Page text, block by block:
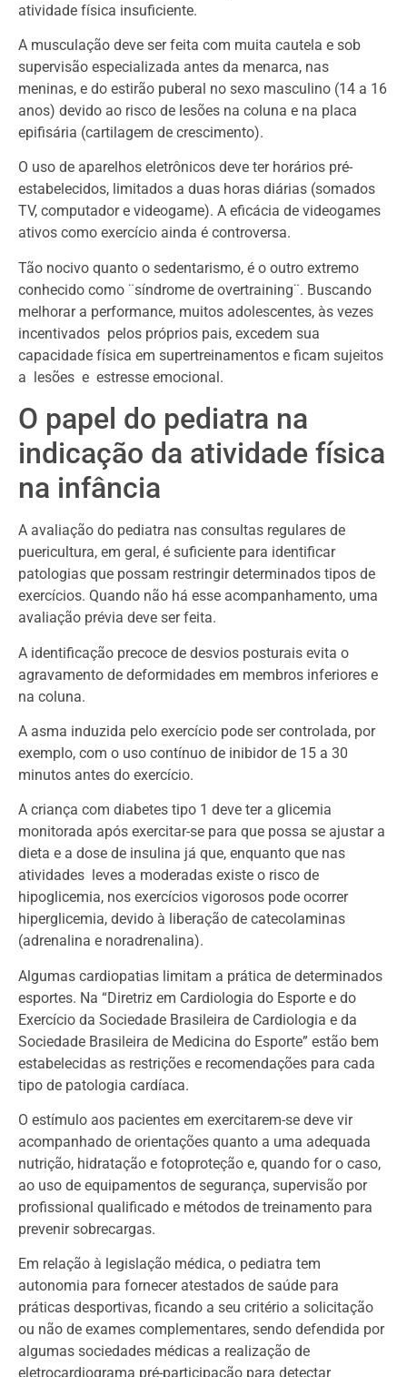
atividade física insuficiente.
A musculação deve ser feita com muita cautela e sob
supervisão especializada antes da menarca, nas
meninas, e do estirão puberal no sexo masculino (14 a 16
anos) devido ao risco de lesões na coluna e na placa
epifisária (cartilagem de crescimento).
O uso de aparelhos eletrônicos deve ter horários pré-
estabelecidos, limitados a duas horas diárias (somados
TV, computador e videogame). A eficácia de videogames
ativos como exercício ainda é controversa.
Tão nocivo quanto o sedentarismo, é o outro extremo
conhecido como ¨síndrome de overtraining¨. Buscando
melhorar a performance, muitos adolescentes, às vezes
incentivados pelos próprios pais, excedem sua
capacidade física em supertreinamentos e ficam sujeitos
a lesões e estresse emocional.
O papel do pediatra na
indicação da atividade física
na infância
A avaliação do pediatra nas consultas regulares de
puericultura, em geral, é suficiente para identificar
patologias que possam restringir determinados tipos de
exercícios. Quando não há esse acompanhamento, uma
avaliação prévia deve ser feita.
A identificação precoce de desvios posturais evita o
agravamento de deformidades em membros inferiores e
na coluna.
A asma induzida pelo exercício pode ser controlada, por
exemplo, com o uso contínuo de inibidor de 15 a 30
minutos antes do exercício.
A criança com diabetes tipo 1 deve ter a glicemia
monitorada após exercitar-se para que possa se ajustar a
dieta e a dose de insulina já que, enquanto que nas
atividades leves a moderadas existe o risco de
hipoglicemia, nos exercícios vigorosos pode ocorrer
hiperglicemia, devido à liberação de catecolaminas
(adrenalina e noradrenalina).
Algumas cardiopatias limitam a prática de determinados
esportes. Na “Diretriz em Cardiologia do Esporte e do
Exercício da Sociedade Brasileira de Cardiologia e da
Sociedade Brasileira de Medicina do Esporte” estão bem
estabelecidas as restrições e recomendações para cada
tipo de patologia cardíaca.
O estímulo aos pacientes em exercitarem-se deve vir
acompanhado de orientações quanto a uma adequada
nutrição, hidratação e fotoproteção e, quando for o caso,
ao uso de equipamentos de segurança, supervisão por
profissional qualificado e métodos de treinamento para
prevenir sobrecargas.
Em relação à legislação médica, o pediatra tem
autonomia para fornecer atestados de saúde para
práticas desportivas, ficando a seu critério a solicitação
ou não de exames complementares, sendo defendida por
algumas sociedades médicas a realização de
eletrocardiograma pré-participação para detectar